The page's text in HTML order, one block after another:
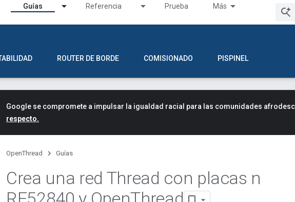
Guías Referencia Prueba Más
ROUTER DE BORDE COMISIONADO PISPINEL
Google se compromete a impulsar la igualdad racial para las comunidades
respecto.
OpenThread Guías
Crea una red Thread con placas n